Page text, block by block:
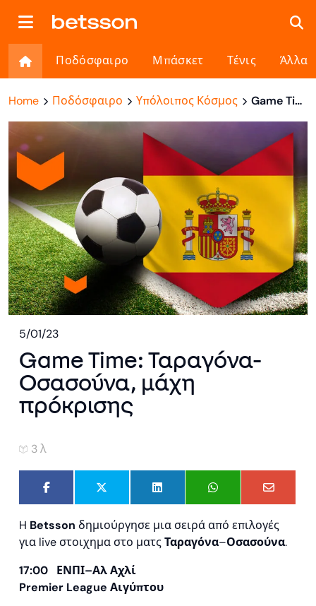
Ποδόσφαιρο Μπάσκετ Τένις Άλλα
Home Ποδόσφαιρο Υπόλοιπος Κόσμος Game Time: Ταραγόνα-Οσασούνα, μάχη πρόκρισης
5/01/23
Game Time: Ταραγόνα-
Οσασούνα, μάχη
πρόκρισης
3 λ
H Betsson δημιούργησε μια σειρά από επιλογές
για live στοιχημα στο ματςΤαραγόνα–Οσασούνα.
17:00 ΕΝΠΙ–ΑλΑχλί
Premier League Αιγύπτου